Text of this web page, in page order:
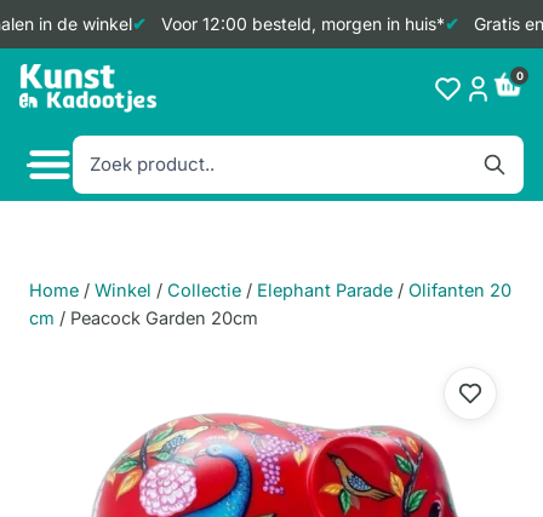
in de winkel Voor 12:00 besteld, morgen in huis* Gratis
Doorgaan
naar
0
Home / Winkel / Collectie / Elephant Parade / Olifanten 20
cm / Peacock Garden 20cm